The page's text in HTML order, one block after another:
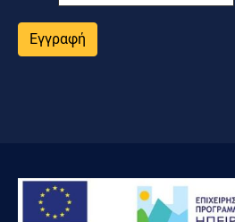
Εγγραφή